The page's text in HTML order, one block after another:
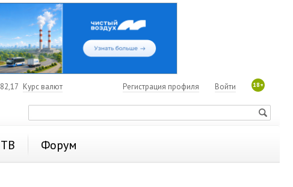
82,17 Курс валют 18+
Войти
Регистрация профиля
ТВ Форум